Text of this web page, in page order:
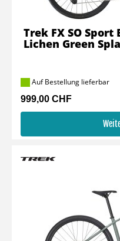
Auf Bestellung lieferbar
999,00 CHF
Trek FX SO Sport
Lichen Green Spla